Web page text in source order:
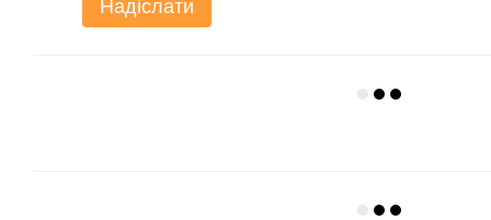
Надіслати